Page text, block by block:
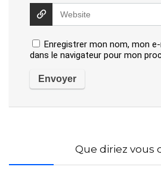
Enregistrer mon nom, mon
dans le navigateur pour mon
Que diriez vous